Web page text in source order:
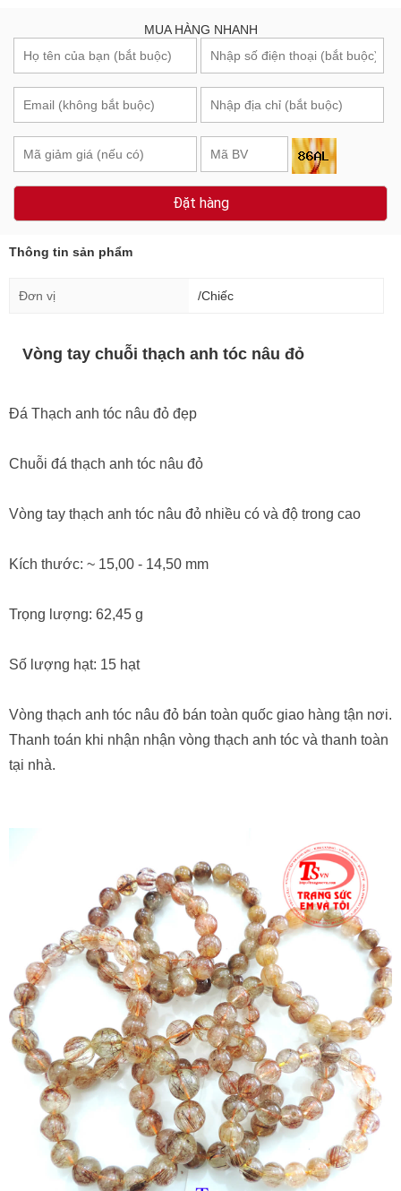
MUA HÀNG NHANH
Đặt hàng
Thông tin sản phẩm
Đơn vị /Chiếc
Vòng tay chuỗi thạch anh tóc nâu đỏ
Đá Thạch anh tóc nâu đỏ đẹp
Chuỗi đá thạch anh tóc nâu đỏ
Vòng tay thạch anh tóc nâu đỏ nhiều có và độ trong cao
Kích thước: ~ 15,00 - 14,50 mm
Trọng lượng: 62,45 g
Số lượng hạt: 15 hạt
Vòng thạch anh tóc nâu đỏ bán toàn quốc giao hàng tận nơi.
Thanh toán khi nhận nhận vòng thạch anh tóc và thanh toàn
tại nhà.